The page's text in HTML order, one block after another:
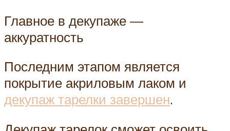
Главное в декупаже —
аккуратность
Последним этапом является
покрытие акриловым лаком и
декупаж тарелки завершен.